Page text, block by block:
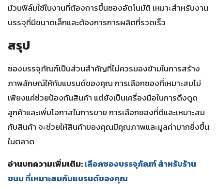
ม้วนฟิล์มใช้ในงานที่ต้องการขึ้นซองอัตโนมัติ เหมาะสำหรับงาน
บรรจุที่มีขนาดเล็กและต้องการการผลิตที่รวดเร็ว
สรุป
ซองบรรจุภัณฑ์เป็นส่วนสำคัญที่ไม่ควรมองข้ามในการสร้าง
ภาพลักษณ์ให้กับแบรนด์ของคุณ การเลือกซองที่เหมาะสมไม่
เพียงแค่ช่วยป้องกันสินค้า แต่ยังเป็นเครื่องมือในการดึงดูด
ลูกค้าและเพิ่มโอกาสในการขาย การเลือกซองที่ดีและเหมาะสม
กับสินค้า จะช่วยให้สินค้าของคุณมีคุณภาพและมูลค่ามากยิ่งขึ้น
ในตลาด
อ่านบทความเพิ่มเติม:เลือกซองบรรจุภัณฑ์ สำหรับร้าน
ขนม ที่เหมาะสมกับแบรนด์ของคุณ